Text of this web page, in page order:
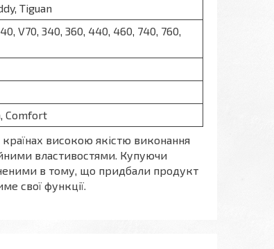
Tiguan
V70, 340, 360, 440, 460, 740, 760,
Comfort
високою якістю виконання
властивостями. Купуючи
в тому, що придбали продукт
свої функції.